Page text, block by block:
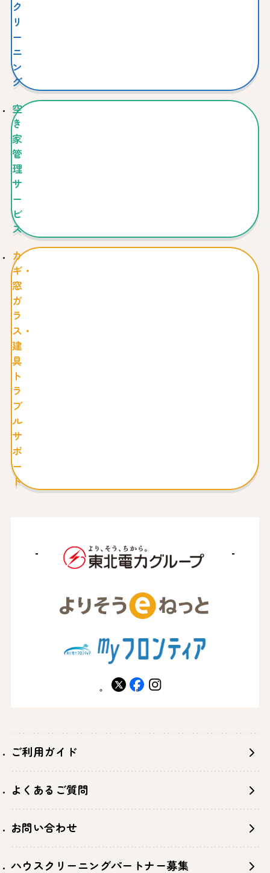
ク
リ
ー
ニ
ン
グ
空
き
家
管
理
サ
ー
ビ
ス
カ
ギ・
窓
ガ
ラ
ス・
建
具
ト
ラ
ブ
ル
サ
ポ
ー
ト
X facebookinstagram
ご利用ガイド
よくあるご質問
お問い合わせ
ハウスクリーニングパートナー募集